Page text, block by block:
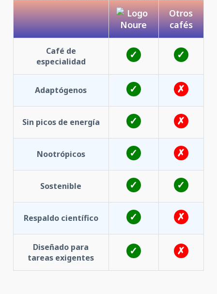
Otros
cafés
Café de
especialidad
Adaptógenos
Sin picos de energía
Nootrópicos
Sostenible
Respaldo científico
Diseñado para
tareas exigentes